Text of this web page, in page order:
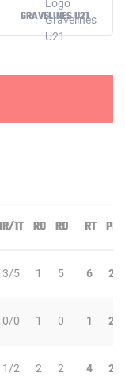
GRAVELINES U21
1T RO RD RT PD
3/5 1 5 6 2
0/0 1 0 1 2
1/2 2 2 4 2